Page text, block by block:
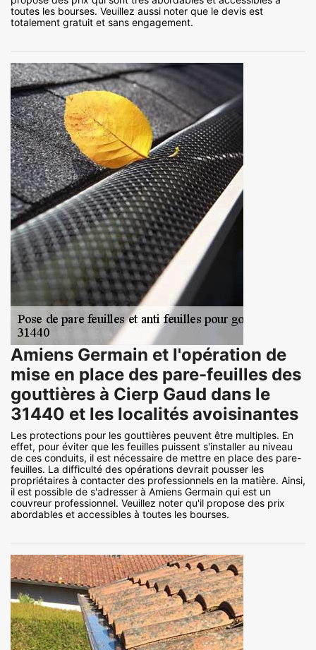
toutes les bourses. Veuillez aussi noter que le devis est
totalement gratuit et sans engagement.
Amiens Germain et l'opération de
mise en place des pare-feuilles des
gouttières à Cierp Gaud dans le
31440 et les localités avoisinantes
Les protections pour les gouttières peuvent être multiples. En
effet, pour éviter que les feuilles puissent s'installer au niveau
de ces conduits, il est nécessaire de mettre en place des pare-
feuilles. La difficulté des opérations devrait pousser les
propriétaires à contacter des professionnels en la matière. Ainsi,
il est possible de s'adresser à Amiens Germain qui est un
couvreur professionnel. Veuillez noter qu'il propose des prix
abordables et accessibles à toutes les bourses.